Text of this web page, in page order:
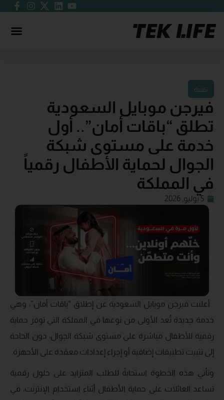
تقنية
فيرجن موبايل السعودية
تطلق “باقات أمان”.. أول
خدمة على مستوى شبكة
الجوال لحماية الأطفال رقمياً
في المملكة
5 يوليو, 2026
أعلنت فيرجن موبايل السعودية عن إطلاق “باقات أمان”، وهي
خدمة جديدة تُعد الأولى من نوعها في المملكة التي توفر حماية
رقمية للأطفال مباشرة على مستوى شبكة الجوال، دون الحاجة
إلى تثبيت تطبيقات إضافية أو إجراء إعدادات معقدة على الأجهزة.
وتأتي هذه الخطوة استجابةً للطلب المتزايد على حلول رقمية
تساعد العائلات على حماية الأطفال أثناء استخدام الإنترنت، في